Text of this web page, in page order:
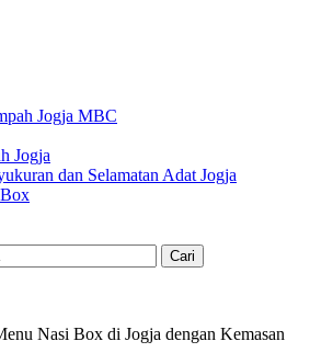
Jogja MBC
Jogja
dan Selamatan Adat Jogja
Nasi Box di Jogja dengan Kemasan